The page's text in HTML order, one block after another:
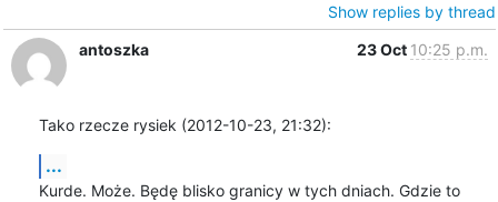
Show replies by thread
antoszka
23 Oct 10:25 p.m.
Tako rzecze rysiek (2012-10-23, 21:32):
...
Kurde. Może. Będę blisko granicy w tych dniach. Gdzie to